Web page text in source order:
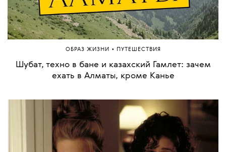
ОБРАЗ ЖИЗНИ • ПУТЕШЕСТВИЯ
Шубат, техно в бане и казахский Гамлет: зачем
ехать в Алматы, кроме Канье